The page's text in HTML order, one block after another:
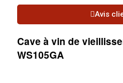
Avis
Cave à vin de
WS105GA